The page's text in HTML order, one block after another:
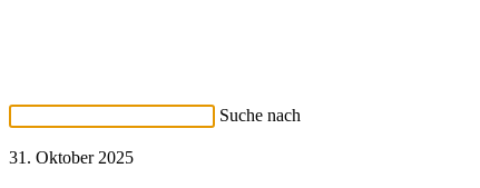
Suche nach
31. Oktober 2025